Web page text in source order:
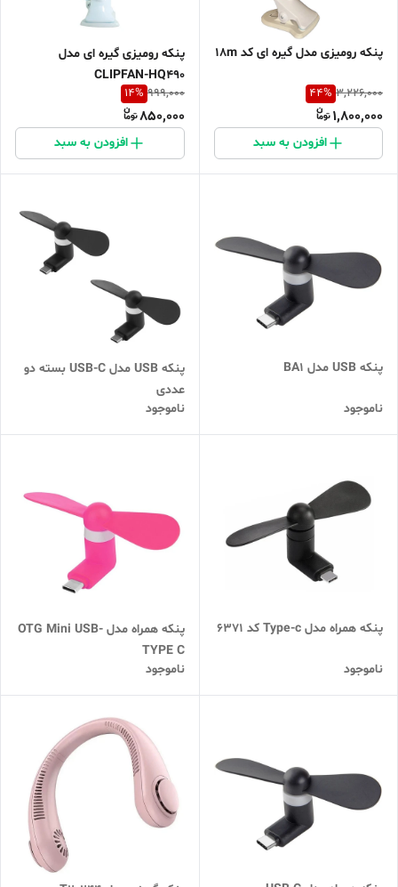
پنکه رومیزی مدل گیره ای کد 18m
3,226,000
44%
1,800,000
افزودن به سبد
پنکه رومیزی گیره ای مدل
CLIPFAN-HQ490
999,000
14%
850,000
افزودن به سبد
پنکه USB مدل BA1
ناموجود
پنکه USB مدل USB-C بسته دو
عددی
ناموجود
پنکه همراه مدل Type-c کد 6371
ناموجود
پنکه همراه مدل OTG Mini USB-
TYPE C
ناموجود